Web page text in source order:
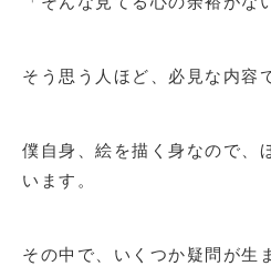
そう思う人ほど、必見な内容
僕自身、絵を描く身なので、
います。
その中で、いくつか疑問が生